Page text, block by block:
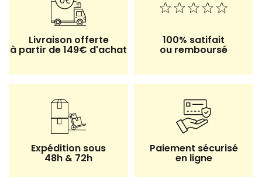
Livraison offerte
à partir de 149€ d'achat
100% satifait
ou remboursé
Expédition sous
48h & 72h
Paiement sécurisé
en ligne